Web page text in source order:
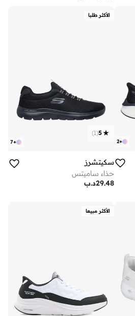
+
2
الأكثر طلبا
+
7
5
(
1
)
سكيتشرز
حذاء ساميتس
د.ب29.48
الأكثر مبيعا